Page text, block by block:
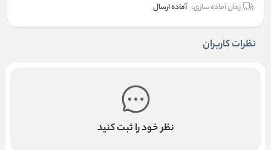
زمان آماده سازی: آماده ارسال
نظرات کاربران
نظر خود را ثبت کنید